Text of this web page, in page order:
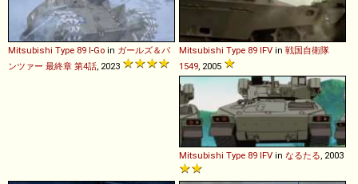
Mitsubishi Type 89 I-Go in ガールズ＆パ
ンツァー 最終章 第4話 , 2023
Mitsubishi Type 89 IFV in 戦国自衛隊
1549 , 2005
Mitsubishi Type 89 IFV in なるたる , 2003